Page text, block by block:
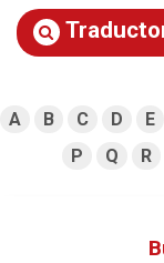
A B C D E
P
Q R